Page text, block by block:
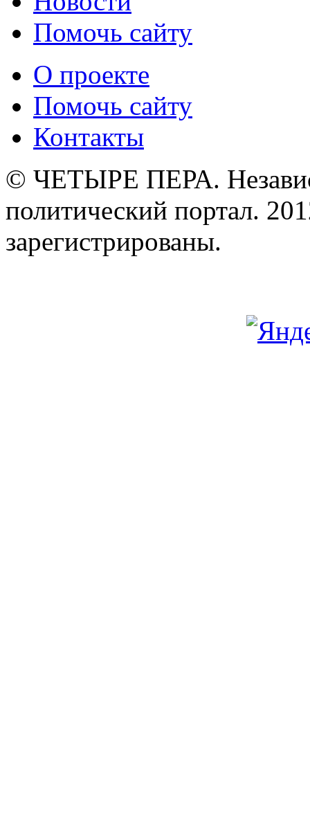
Помочь сайту
О проекте
Помочь сайту
Контакты
© ЧЕТЫРЕ ПЕРА.
политический портал.
зарегистрированы.